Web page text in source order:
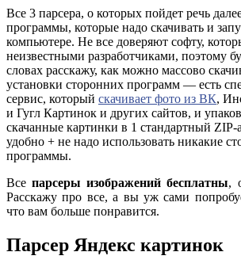
Все 3 парсера, о которых пойдет речь
программы, которые надо скачивать и
компьютере. Не все доверяют софту,
неизвестными разработчиками, поэтому
словах расскажу, как можно массово
установки сторонних программ — есть
сервис, который скачивает фото из ВК,
и Гугл Картинок и других сайтов, и
скачанные картинки в 1 стандартный
удобно + не надо использовать никакие
программы.
Всепарсеры изображений бесплатны,
Расскажу про все, а вы уж сами
что вам больше понравится.
Парсер Яндекс картинок